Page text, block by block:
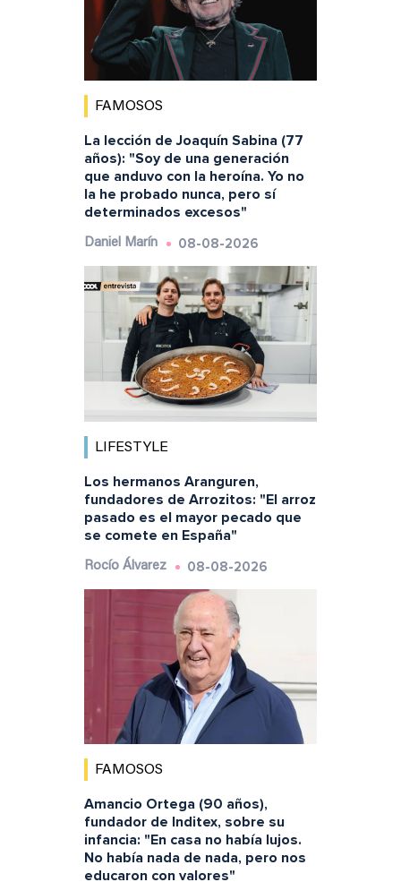
FAMOSOS
La lección de Joaquín Sabina (77
años): "Soy de una generación
que anduvo con la heroína. Yo no
la he probado nunca, pero sí
determinados excesos"
Daniel Marín 08-08-2026
LIFESTYLE
Los hermanos Aranguren,
fundadores de Arrozitos: "El arroz
pasado es el mayor pecado que
se comete en España"
Rocío Álvarez 08-08-2026
FAMOSOS
Amancio Ortega (90 años),
fundador de Inditex, sobre su
infancia: "En casa no había lujos.
No había nada de nada, pero nos
educaron con valores"